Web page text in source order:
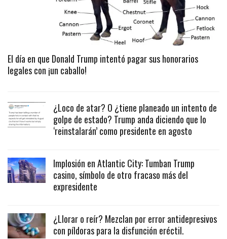
El día en que Donald Trump intentó pagar sus honorarios
legales con ¡un caballo!
¿Loco de atar? O ¿tiene planeado un intento de
golpe de estado? Trump anda diciendo que lo
‘reinstalarán’ como presidente en agosto
Implosión en Atlantic City: Tumban Trump
casino, símbolo de otro fracaso más del
expresidente
¿Llorar o reír? Mezclan por error antidepresivos
con píldoras para la disfunción eréctil.